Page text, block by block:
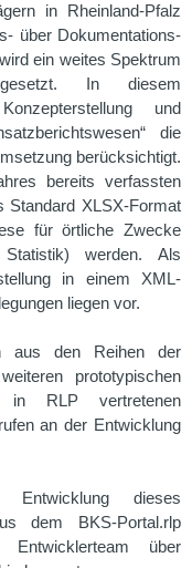
in Rheinland-Pfalz
über Dokumentations-
ein weites Spektrum
In diesem
und
die
berücksichtigt.
bereits verfassten
Standard XLSX-Format
für örtliche Zwecke
Statistik) werden. Als
in einem XML-
liegen vor.
aus den Reihen der
prototypischen
RLP vertretenen
an der Entwicklung
Entwicklung dieses
dem BKS-Portal.rlp
über